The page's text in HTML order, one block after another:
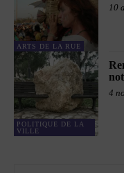
ARTS DE LA RUE
10
POLITIQUE DE LA
VILLE
4